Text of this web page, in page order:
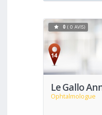
Le Gallo
Ophtalmologue
0 ( 0 AVIS)